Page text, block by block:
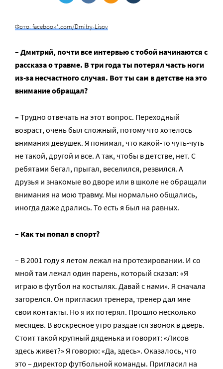
Фото: facebook*.com/Dmitry-Lisov
– Дмитрий, почти все интервью с тобой начинаются с
рассказа о травме. В три года ты потерял часть ноги
из-за несчастного случая. Вот ты сам в детстве на это
внимание обращал?
– Трудно отвечать на этот вопрос. Переходный
возраст, очень был сложный, потому что хотелось
внимания девушек. Я понимал, что какой-то чуть-чуть
не такой, другой и все. А так, чтобы в детстве, нет. С
ребятами бегал, прыгал, веселился, резвился. А
друзья и знакомые во дворе или в школе не обращали
внимания на мою травму. Мы нормально общались,
иногда даже дрались. То есть я был на равных.
– Как ты попал в спорт?
– В 2001 году я летом лежал на протезировании. И со
мной там лежал один парень, который сказал: «Я
играю в футбол на костылях. Давай с нами». Я сначала
загорелся. Он пригласил тренера, тренер дал мне
свои контакты. Но я их потерял. Прошло несколько
месяцев. В воскресное утро раздается звонок в дверь.
Стоит такой крупный дяденька и говорит: «Лисов
здесь живет?» Я говорю: «Да, здесь». Оказалось, что
это – директор футбольной команды. Пригласил на